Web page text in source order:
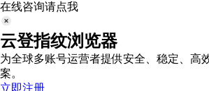
在线咨询请点我
云登指纹浏览器
为全球多账号运营者提供安全、稳定、高
案。
立即注册